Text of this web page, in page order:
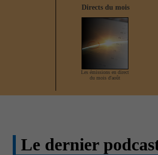
Directs du mois
Les émissions en direct
du mois d'août
Le dernier